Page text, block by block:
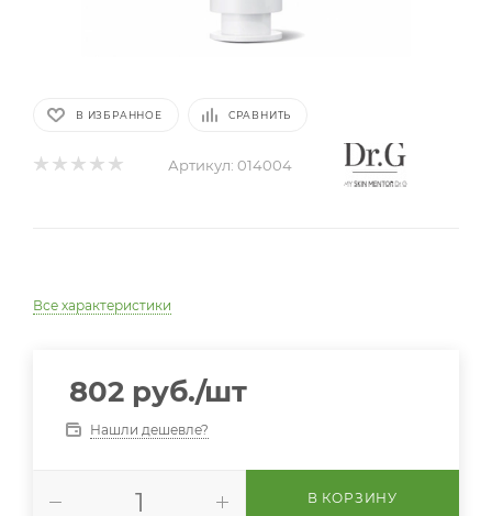
В ИЗБРАННОЕ СРАВНИТЬ
Артикул: 014004
Все характеристики
802 руб./шт
Нашли дешевле?
В КОРЗИНУ